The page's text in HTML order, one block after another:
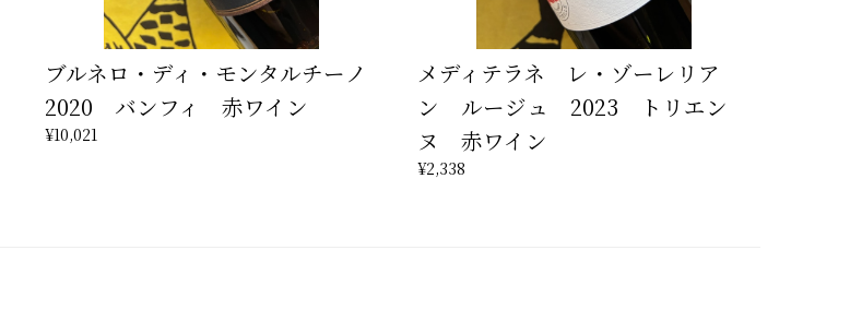
ブルネロ・ディ・モンタルチーノ
2020 バンフィ 赤ワイン
¥10,021
メディテラネ レ・ゾーレリア
ン ルージュ 2023 トリエン
ヌ 赤ワイン
¥2,338